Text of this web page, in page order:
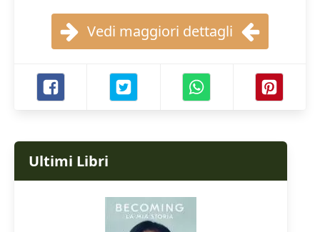
Vedi maggiori dettagli
Ultimi Libri